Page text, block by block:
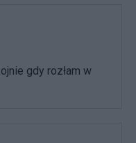
gdy rozłam w